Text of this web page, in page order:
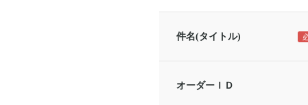
件名(タイトル)
オーダーＩＤ